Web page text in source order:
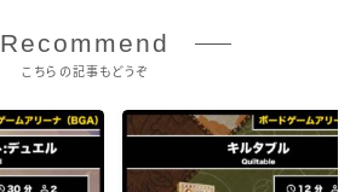
Recommend
こちらの記事もどうぞ